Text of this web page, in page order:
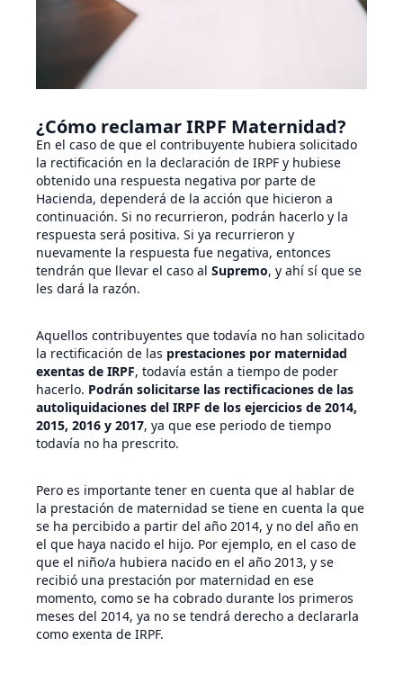
¿Cómo reclamar IRPF Maternidad?
En el caso de que el contribuyente hubiera solicitado
la rectificación en la declaración de IRPF y hubiese
obtenido una respuesta negativa por parte de
Hacienda, dependerá de la acción que hicieron a
continuación. Si no recurrieron, podrán hacerlo y la
respuesta será positiva. Si ya recurrieron y
nuevamente la respuesta fue negativa, entonces
tendrán que llevar el caso al Supremo, y ahí sí que se
les dará la razón.
Aquellos contribuyentes que todavía no han solicitado
la rectificación de las prestaciones por maternidad
exentas de IRPF, todavía están a tiempo de poder
hacerlo. Podrán solicitarse las rectificaciones de las
autoliquidaciones del IRPF de los ejercicios de 2014,
2015, 2016 y 2017, ya que ese periodo de tiempo
todavía no ha prescrito.
Pero es importante tener en cuenta que al hablar de
la prestación de maternidad se tiene en cuenta la que
se ha percibido a partir del año 2014, y no del año en
el que haya nacido el hijo. Por ejemplo, en el caso de
que el niño/a hubiera nacido en el año 2013, y se
recibió una prestación por maternidad en ese
momento, como se ha cobrado durante los primeros
meses del 2014, ya no se tendrá derecho a declararla
como exenta de IRPF.